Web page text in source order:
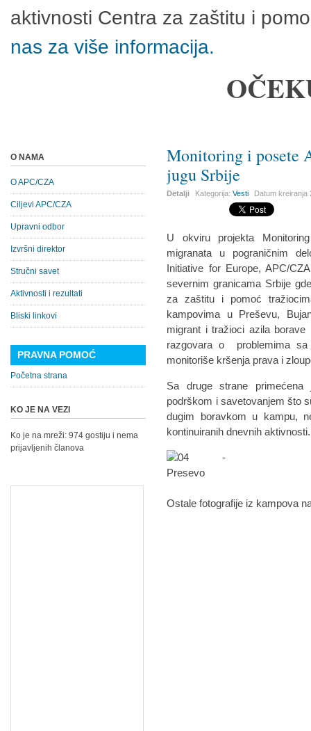
aktivnosti Centra za zaštitu i
nas za više informacija.
Monitoring i posete
jugu Srbije
Detalji Kategorija:Vesti Datum kreiranja
U okviru projekta
migranata u pograničnim
Initiative for Europe, APC/
severnim granicama Srbije
za zaštitu i pomoć
kampovima u Preševu,
migrant i tražioci azila
razgovara o problemima
monitoriše kršenja prava i
Sa druge strane primećena
podrškom i savetovanjem što
dugim boravkom u kampu,
kontinuiranih dnevnih aktivnosti.
Ostale fotografije iz kampova
O NAMA
O APC/CZA
Ciljevi APC/CZA
Upravni odbor
Izvršni direktor
Stručni savet
Aktivnosti i rezultati
Bliski linkovi
PRAVNA POMOĆ
Početna strana
KO JE NA VEZI
Ko je na mreži: 974 gostiju i nema
prijavljenih članova